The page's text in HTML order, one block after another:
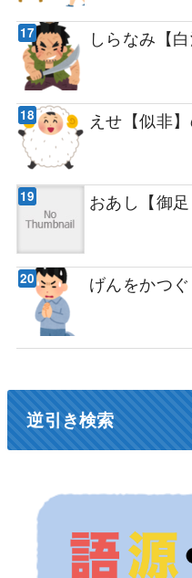
しらなみ【
えせ【似非
おあし【御
げんをかつ
逆引き検索